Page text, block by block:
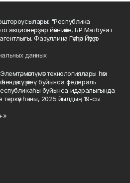
"Республика
акционерҙар йәмғиәте, БР Матбуғат
Фазуллина Гәүһәр Йәүҙәт
данных
мәғлүмәт технологиялары һәм
күҙәтеү буйынса федераль
буйынса идаралығында
теркәү һаны, 2025 йылдың 19-сы